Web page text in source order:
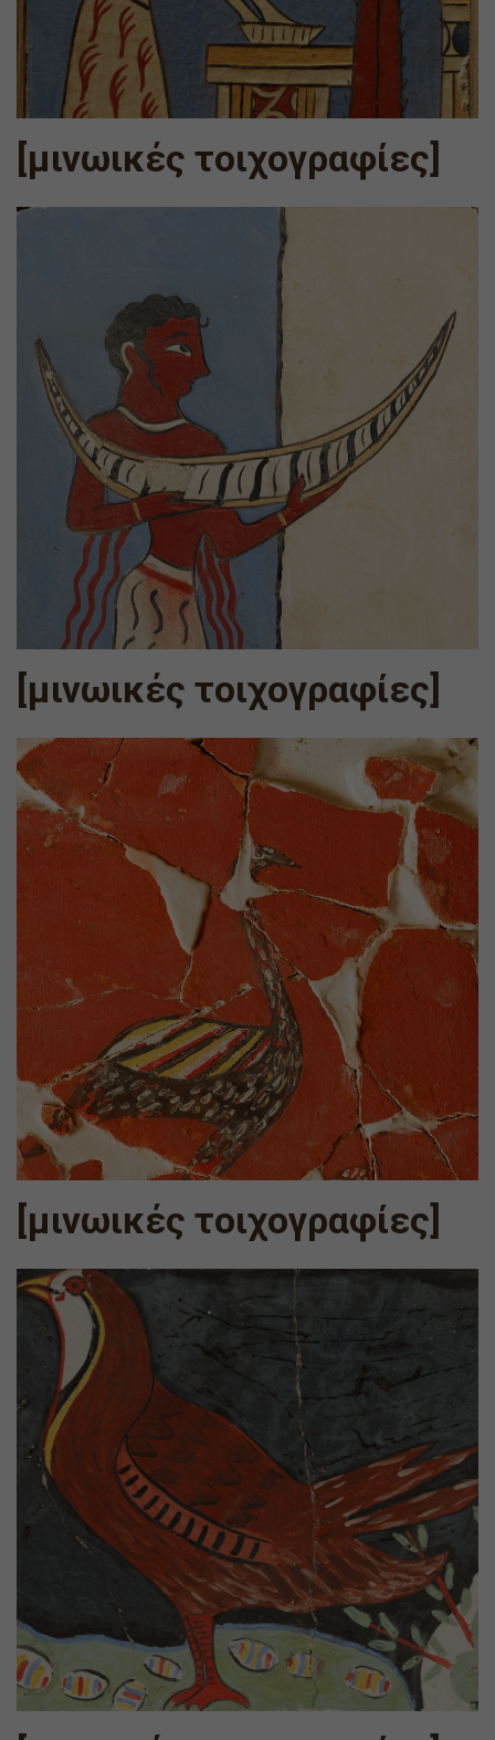
[μινωικές τοιχογραφίες]
[μινωικές τοιχογραφίες]
[μινωικές τοιχογραφίες]